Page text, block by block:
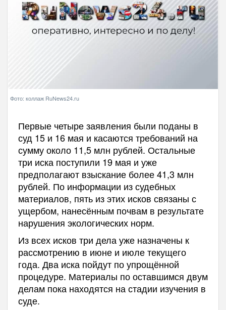
Фото: коллаж RuNews24.ru
Первые четыре заявления были поданы в
суд 15 и 16 мая и касаются требований на
сумму около 11,5 млн рублей. Остальные
три иска поступили 19 мая и уже
предполагают взыскание более 41,3 млн
рублей. По информации из судебных
материалов, пять из этих исков связаны с
ущербом, нанесённым почвам в результате
нарушения экологических норм.
Из всех исков три дела уже назначены к
рассмотрению в июне и июле текущего
года. Два иска пойдут по упрощённой
процедуре. Материалы по оставшимся двум
делам пока находятся на стадии изучения в
суде.